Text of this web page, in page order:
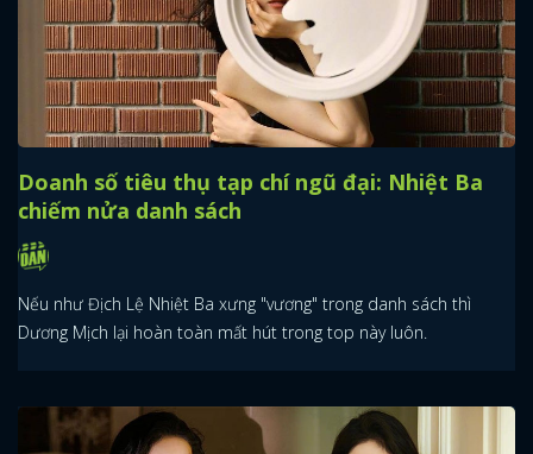
Doanh số tiêu thụ tạp chí ngũ đại: Nhiệt Ba
chiếm nửa danh sách
Nếu như Địch Lệ Nhiệt Ba xưng "vương" trong danh sách thì
Dương Mịch lại hoàn toàn mất hút trong top này luôn.